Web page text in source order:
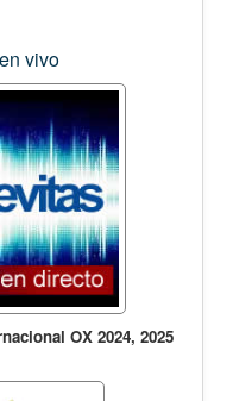
vivo
OX 2024, 2025